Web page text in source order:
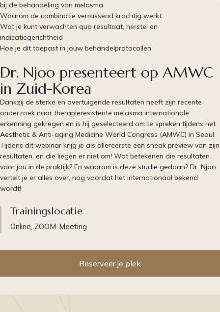
bij de behandeling van melasma
Waarom de combinatie verrassend krachtig werkt
Wat je kunt verwachten qua resultaat, herstel en
indicatiegerichtheid
Hoe je dit toepast in jouw behandelprotocollen
Dr. Njoo presenteert op AMWC
in Zuid-Korea
Dankzij de sterke en overtuigende resultaten heeft zijn recente
onderzoek naar therapieresistente melasma internationale
erkenning gekregen en is hij geselecteerd om te spreken tijdens het
Aesthetic & Anti-aging Medicine World Congress (AMWC) in Seoul.
Tijdens dit webinar krijg je als allereerste een sneak preview van zijn
resultaten, en die liegen er niet om! Wat betekenen die resultaten
voor jou in de praktijk? En waarom is deze studie gedaan? Dr. Njoo
vertelt je er alles over, nog voordat het internationaal bekend
wordt!
Trainingslocatie
Online, ZOOM-Meeting
Reserveer je plek